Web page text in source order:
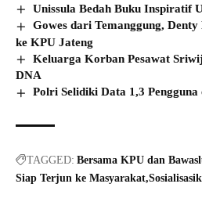
Unissula Bedah Buku Inspiratif
Gowes dari Temanggung,
ke KPU Jateng
Keluarga Korban Pesawat
DNA
Polri Selidiki Data 1,3
TAGGED: Bersama KPU dan
Siap Terjun ke Masyarakat